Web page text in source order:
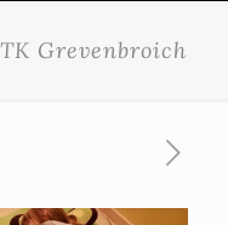
Grevenbroich